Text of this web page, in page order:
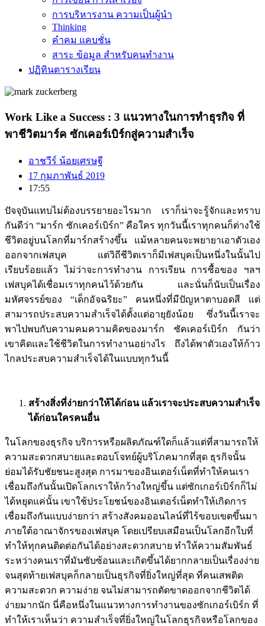
การบริหารงาน ความเป็นผู้นำ
Thinking
คำคม แคบชั่น
สาระ ข้อมูล สำหรับคนทำงาน
ปฏิทินตารางเรียน
Work Like a Success : 3 แนวทางในการทำธุรกิจ ที่
พาชีวิตมาร์ค ซักเคอร์เบิร์กสู่ความสำเร็จ
อาชวีร์ น้อยเศรษฐี
17 กุมภาพันธ์ 2019
17:55
ปัจจุบันแทบไม่ต้องบรรยายอะไรมาก เราก็น่าจะรู้จักและทราบ
กันดีว่า “มาร์ก ซักเคอร์เบิร์ก” คือใคร ทุกวันนี้เราทุกคนก็ต่างใช้
ชีวิตอยู่บนโลกที่มาร์กสร้างขึ้น แม้หลายคนจะพยายาเอาตัวเอง
ออกจากเฟสบุค แต่วิถีชีวิตเราก็มีเฟสบุคเป็นหนึ่งในนั้นไป
เรียบร้อยแล้ว ไม่ว่าจะการทำงาน การเรียน การซื้อของ ฯลฯ
เฟสบุคได้เชื่อมเราทุกคนไว้ด้วยกัน และนั่นก็นับเป็นเรื่อง
มหัศจรรย์ของ “เด็กอัจฉริยะ” คนหนึ่งที่มีปัญหาตาบอดสี แต่
สามารถประสบความสำเร็จได้ตั้งแต่อายุยังน้อย ซึ่งวันนี้เราจะ
พาไปพบกับความคมความคิดของมาร์ก ซัคเคอร์เบิร์ก กันว่า
เขาคิดและใช้ชีวิตในการทำงานอย่างไร ถึงได้พาตัวเองให้ก้าว
ไกลประสบความสำเร็จได้ในแบบทุกวันนี้
สร้างสิ่งที่ง่ายกว่าให้ได้ก่อน แล้วเราจะประสบความสำเร็จ
ได้ก่อนใครคนอื่น
ในโลกของธุรกิจ บริการหรือผลิตภัณฑ์ใดก็แล้วแต่ที่สามารถให้
ความสะดวกสบายและตอบโจทย์ผู้บริโภคมากที่สุด ธุรกิจนั้น
ย่อมได้รับชัยชนะสูงสุด การมาของอินเตอร์เน็ตที่ทำให้คนเรา
เชื่อมถึงกันนั้นเปิดโลกเราให้กว้างใหญ่ขึ้น แต่ซักเกอร์เบิร์กก็ไม่
ได้หยุดแค่นั้น เขาใช้ประโยชน์ของอินเตอร์เน็ตทำให้เกิดการ
เชื่อมถึงกันแบบง่ายกว่า สร้างสังคมออนไลน์ที่ไร้ขอบเขตขึ้นมา
ภายใต้อาณาจักรของเฟสบุค โดยเปรียบเสมือนเป็นโลกอีกใบที่
ทำให้ทุกคนติดต่อกันได้อย่างสะดวกสบาย ทำให้ความสัมพันธ์
ระหว่างคนเราที่มันซับซ้อนและเกิดขึ้นได้ยากกลายเป็นเรื่องง่าย
จนสุดท้ายเฟสบุคก็กลายเป็นธุรกิจที่ยิ่งใหญ่ที่สุด ที่คนเสพติด
ความสะดวก ความง่าย จนไม่สามารถตัดขาดออกจากชีวิตได้
ง่ายมากนัก นี่คือหนึ่งในแนวทางการทำงานของซักเกอร์เบิร์ก ที่
ทำให้เราเห็นว่า ความสำเร็จที่ยิ่งใหญ่ในโลกธุรกิจหรือโลกของ